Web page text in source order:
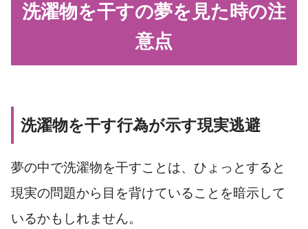
洗濯物を干すの夢を見た時の注
意点
洗濯物を干す行為が示す現実逃避
夢の中で洗濯物を干すことは、ひょっとすると
現実の問題から目を背けていることを暗示して
いるかもしれません。